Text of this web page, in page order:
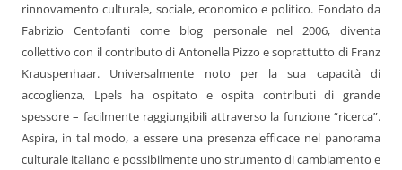
rinnovamento culturale, sociale, economico e politico. Fondato da
Fabrizio Centofanti come blog personale nel 2006, diventa
collettivo con il contributo di Antonella Pizzo e soprattutto di Franz
Krauspenhaar. Universalmente noto per la sua capacità di
accoglienza, Lpels ha ospitato e ospita contributi di grande
spessore – facilmente raggiungibili attraverso la funzione “ricerca”.
Aspira, in tal modo, a essere una presenza efficace nel panorama
culturale italiano e possibilmente uno strumento di cambiamento e